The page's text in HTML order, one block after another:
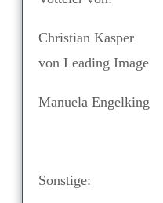
Christian Kasper
von Leading Image
Manuela Engelking
Sonstige: